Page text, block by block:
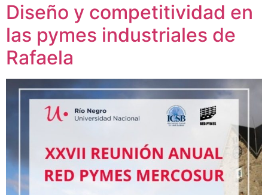
Diseño y competitividad en
las pymes industriales de
Rafaela